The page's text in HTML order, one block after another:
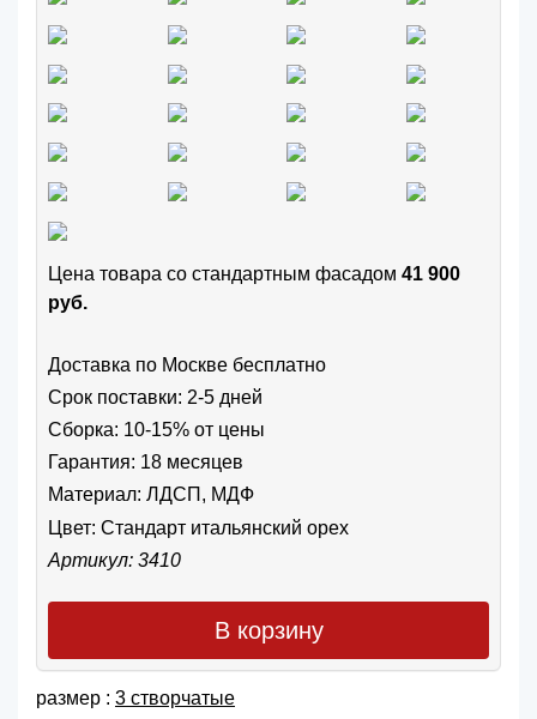
Цена товара cо стандартным фасадом 41 900
руб.
Доставка по Москве бесплатно
Срок поставки: 2-5 дней
Сборка: 10-15% от цены
Гарантия: 18 месяцев
Материал: ЛДСП, МДФ
Цвет: Стандарт итальянский орех
Артикул: 3410
В корзину
размер : 3 створчатые